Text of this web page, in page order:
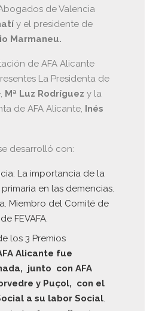
de Valencia
y el presidente de
Marmaneu.
de AFA Alicante
La Presidenta de
Mª Luz Rodríguez y la
de AFA Alicante, Inés
desarrolló con:
La importancia de la
en las demencias.
Miembro del Comité de
FEVAFA.
los 3 Premios
Alicante fue
junto con AFA
y Puçol, con el
a su labor Social